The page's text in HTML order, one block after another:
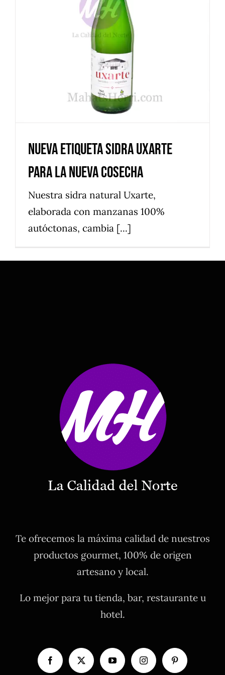
Nueva etiqueta Sidra Uxarte
para la nueva cosecha
Noticias
Nueva etiqueta Sidra Uxarte
para la nueva cosecha
Nuestra sidra natural Uxarte,
elaborada con manzanas 100%
autóctonas, cambia [...]
Te ofrecemos la máxima calidad de nuestros
productos gourmet, 100% de origen
artesano y local.
Lo mejor para tu tienda, bar, restaurante u
hotel.